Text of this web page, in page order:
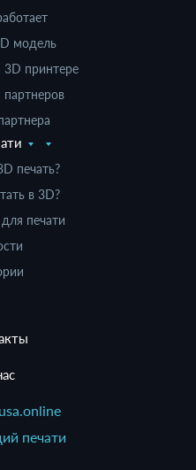
модель
3D принтере
печать?
в 3D?
печати
печати